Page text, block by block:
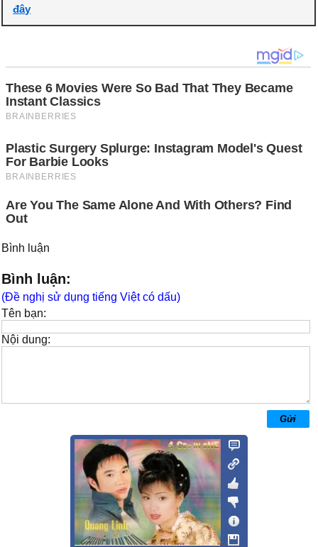
đây
Bình luận
Bình luận:
(Đề nghị sử dụng tiếng Việt có dấu)
Tên bạn:
Nội dung: